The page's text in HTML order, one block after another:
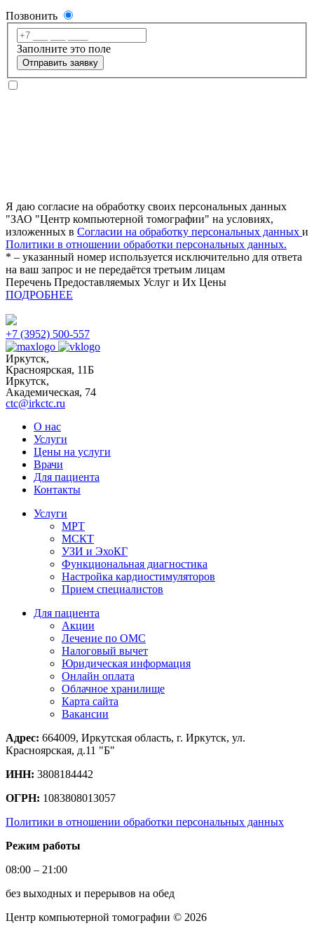
Позвонить
Заполните это поле
Отправить заявку
Я даю согласие на обработку своих персональных данных
"ЗАО "Центр компьютерной томографии" на условиях,
изложенных в Согласии на обработку персональных данных и
Политики в отношении обработки персональных данных.
* – указанный номер используется исключительно для ответа
на ваш запрос и не передаётся третьим лицам
Перечень Предоставляемых Услуг и Их Цены
ПОДРОБНЕЕ
+7 (3952) 500-557
Иркутск,
Красноярская, 11Б
Иркутск,
Академическая, 74
ctc@irkctc.ru
О нас
Услуги
Цены на услуги
Врачи
Для пациента
Контакты
Услуги
МРТ
МСКТ
УЗИ и ЭхоКГ
Функциональная диагностика
Настройка кардиостимуляторов
Прием специалистов
Для пациента
Акции
Лечение по ОМС
Налоговый вычет
Юридическая информация
Онлайн оплата
Облачное хранилище
Карта сайта
Вакансии
Адрес: 664009, Иркутская область, г. Иркутск, ул.
Красноярская, д.11 "Б"
ИНН: 3808184442
ОГРН: 1083808013057
Политики в отношении обработки персональных данных
Режим работы
08:00 – 21:00
без выходных и перерывов на обед
Центр компьютерной томографии © 2026